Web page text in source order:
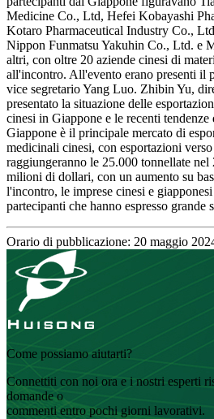
Medicine Co., Ltd, Hefei Kobayashi
Kotaro Pharmaceutical Industry Co.,
Nippon Funmatsu Yakuhin Co., Ltd. e
altri, con oltre 20 aziende cinesi di
all'incontro. All'evento erano presenti il
vice segretario Yang Luo. Zhibin Yu,
presentato la situazione delle
cinesi in Giappone e le recenti
Giappone è il principale mercato di
medicinali cinesi, con esportazioni
raggiungeranno le 25.000 tonnellate
milioni di dollari, con un aumento su
l'incontro, le imprese cinesi e
partecipanti che hanno espresso grande
Orario di pubblicazione: 20 maggio
Come possiamo aiutarti?
Connettiti con noi ora e i nostri esperti
domande o
commenti entro pochi giorni lavorativi.